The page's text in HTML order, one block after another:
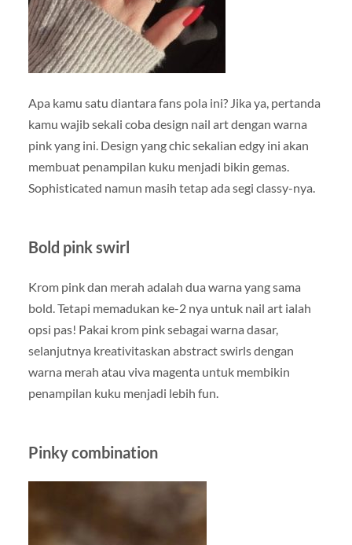
Apa kamu satu diantara fans pola ini? Jika ya, pertanda
kamu wajib sekali coba design nail art dengan warna
pink yang ini. Design yang chic sekalian edgy ini akan
membuat penampilan kuku menjadi bikin gemas.
Sophisticated namun masih tetap ada segi classy-nya.
Bold pink swirl
Krom pink dan merah adalah dua warna yang sama
bold. Tetapi memadukan ke-2 nya untuk nail art ialah
opsi pas! Pakai krom pink sebagai warna dasar,
selanjutnya kreativitaskan abstract swirls dengan
warna merah atau viva magenta untuk membikin
penampilan kuku menjadi lebih fun.
Pinky combination